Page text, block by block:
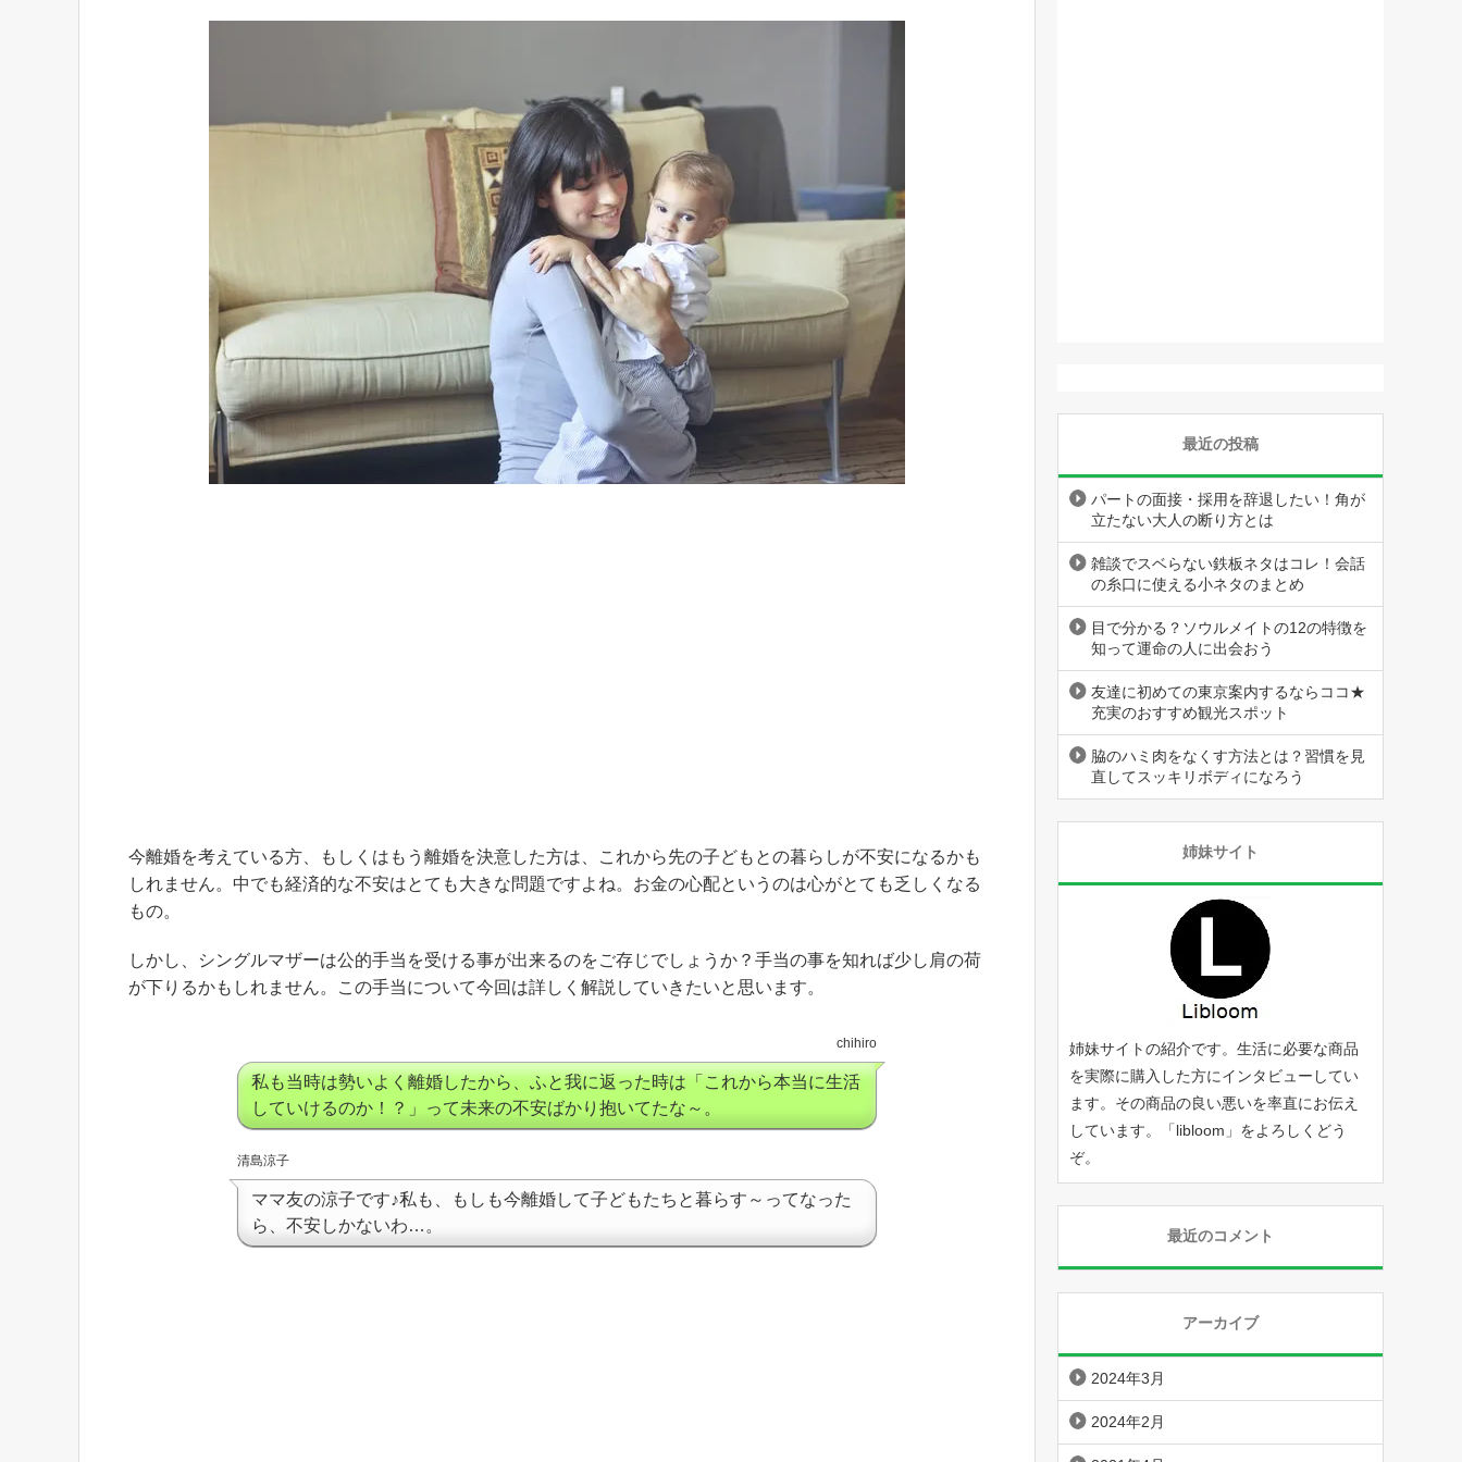
今離婚を考えている方、もしくはもう離婚を決意した方は、これから先の子どもとの暮らしが不安になるかも
しれません。中でも経済的な不安はとても大きな問題ですよね。お金の心配というのは心がとても乏しくなる
もの。
しかし、シングルマザーは公的手当を受ける事が出来るのをご存じでしょうか？手当の事を知れば少し肩の荷
が下りるかもしれません。この手当について今回は詳しく解説していきたいと思います。
chihiro
私も当時は勢いよく離婚したから、ふと我に返った時は「これから本当に生活
していけるのか！？」って未来の不安ばかり抱いてたな～。
清島涼子
ママ友の涼子です♪私も、もしも今離婚して子どもたちと暮らす～ってなった
ら、不安しかないわ…。
最近の投稿
パートの面接・採用を辞退したい！角が
立たない大人の断り方とは
雑談でスベらない鉄板ネタはコレ！会話
の糸口に使える小ネタのまとめ
目で分かる？ソウルメイトの12の特徴を
知って運命の人に出会おう
友達に初めての東京案内するならココ★
充実のおすすめ観光スポット
脇のハミ肉をなくす方法とは？習慣を見
直してスッキリボディになろう
姉妹サイト
姉妹サイトの紹介です。生活に必要な商品
を実際に購入した方にインタビューしてい
ます。その商品の良い悪いを率直にお伝え
しています。「libloom 」をよろしくどう
ぞ。
最近のコメント
アーカイブ
2024年3月
2024年2月